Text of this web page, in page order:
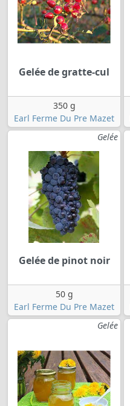
Gelée de gratte-cul
350 g
Earl Ferme Du Pre Mazet
Gelée
Gelée de pinot noir
50 g
Earl Ferme Du Pre Mazet
Gelée